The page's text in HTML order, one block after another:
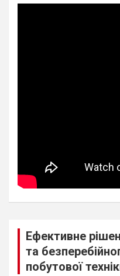
Ефективне
та
побутової